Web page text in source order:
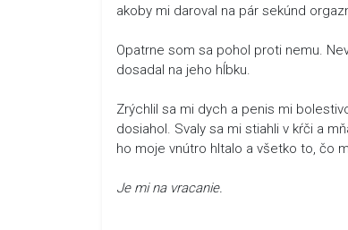
akoby mi daroval na pár sekúnd
Opatrne som sa pohol proti nemu.
dosadal na jeho hĺbku.
Zrýchlil sa mi dych a penis mi
dosiahol. Svaly sa mi stiahli v kŕči a
ho moje vnútro hltalo a všetko to, čo
Je mi na vracanie.